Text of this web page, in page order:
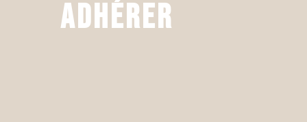
Adhérer